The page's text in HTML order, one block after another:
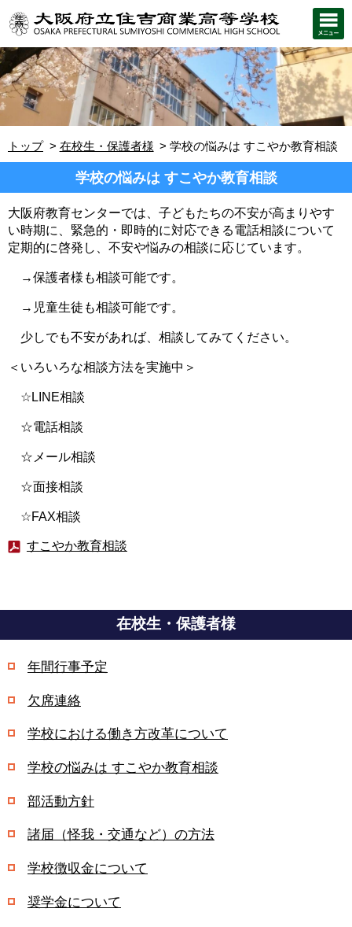
トップ 在校生・保護者様 学校の悩みは すこやか教育相談
学校の悩みは すこやか教育相談
大阪府教育センターでは、子どもたちの不安が高まりやす
い時期に、緊急的・即時的に対応できる電話相談について
定期的に啓発し、不安や悩みの相談に応じています。
→保護者様も相談可能です。
→児童生徒も相談可能です。
少しでも不安があれば、相談してみてください。
＜いろいろな相談方法を実施中＞
☆LINE相談
☆電話相談
☆メール相談
☆面接相談
☆FAX相談
すこやか教育相談
在校生・保護者様
年間行事予定
欠席連絡
学校における働き方改革について
学校の悩みは すこやか教育相談
部活動方針
諸届（怪我・交通など）の方法
学校徴収金について
奨学金について